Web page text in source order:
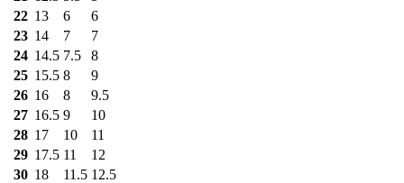
22 13 6
6
23 14 7
7
24 14.5 7.5
8
25 15.5 8
9
26 16 8
9.5
27 16.5 9
10
28 17 10
11
29 17.5 11
12
30 18 11.5 12.5